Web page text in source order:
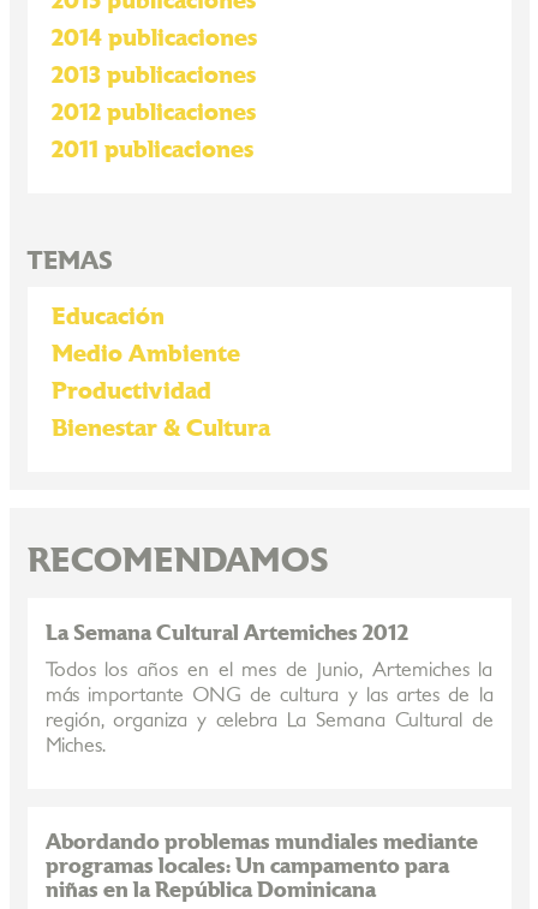
2014 publicaciones
2013 publicaciones
2012 publicaciones
2011 publicaciones
TEMAS
Educación
Medio Ambiente
Productividad
Bienestar & Cultura
RECOMENDAMOS
La Semana Cultural Artemiches 2012
Todos los años en el mes de Junio, Artemiches la
más importante ONG de cultura y las artes de la
región, organiza y celebra La Semana Cultural de
Miches.
Abordando problemas mundiales mediante
programas locales: Un campamento para
niñas en la República Dominicana